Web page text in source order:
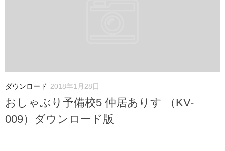
ダウンロード 2018年1月28日
おしゃぶり予備校5 仲居ありす （KV-
009）ダウンロード版